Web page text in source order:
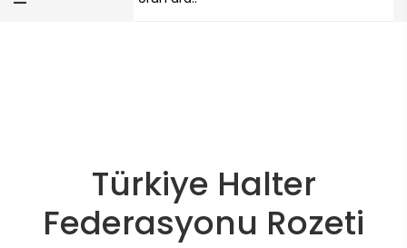
Türkiye Halter
Federasyonu Rozeti